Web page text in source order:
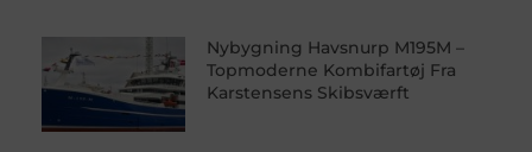
Nybygning Havsnurp M195M –
Topmoderne Kombifartøj Fra
Karstensens Skibsværft